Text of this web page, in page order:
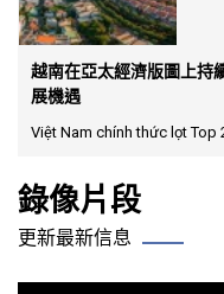
越南在亞太經濟版圖上持
展機遇
Việt Nam chính thức lọt Top
錄像片段
更新最新信息